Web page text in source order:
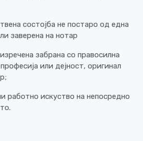
состојба не постаро од една
заверена на нотар
забрана со правосилна
или дејност, оригинал
работно искуство на непосредно